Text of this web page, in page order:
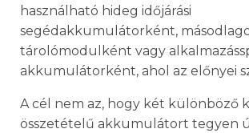
használható hideg időjárási
segédakkumulátorként,
tárolómodulként vagy
akkumulátorként, ahol az előnyei
A cél nem az, hogy két különböző
összetételű akkumulátort tegyen